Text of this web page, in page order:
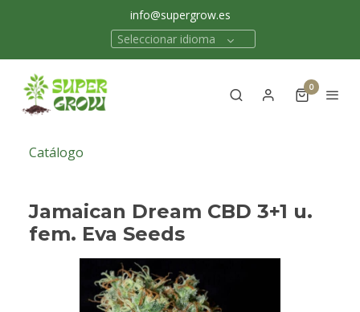
info@supergrow.es
Seleccionar idioma
0
Catálogo
Jamaican Dream CBD 3+1 u.
fem. Eva Seeds